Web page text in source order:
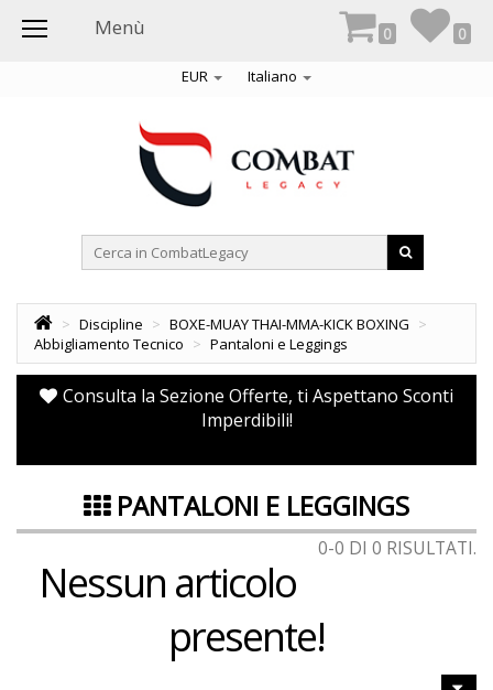
EUR Italiano
0 0
Menù
> Discipline > BOXE-MUAY THAI-MMA-KICK BOXING >
Abbigliamento Tecnico > Pantaloni e Leggings
Consulta la Sezione Offerte, ti Aspettano Sconti
Imperdibili!
PANTALONI E LEGGINGS
0-0 DI 0 RISULTATI.
Nessun articolo
presente!